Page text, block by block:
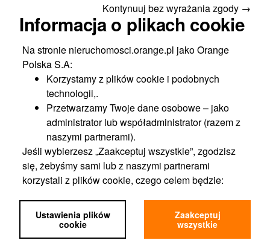
powierzchni 120,96 m2w budynku na zasadzie
użytkowania,
powierzchni 72,48 m
na elewacji na zasadzie
użytkowania,
powierzchni 55,52 m
służebności przesyłu,
powierzchni 2,72 m
uzytkowania,
powierzchni 6,84 m2na dachu na zasadzie użytkowania.
Niniejsze materiały nie stanowią oferty w rozumieniu przepisów Kodeksu
Cywilnego, ani też części takiej oferty lub jakiejkolwiek umowy. Wszelkie
informacje zawarte w materiałach zostały podane w dobrej wierze, nie
mogą być jednakże traktowane, jako oświadczenia lub zapewnienia, co
do jakichkolwiek okoliczności.
Kontynuuj bez wyrażania zgody →
Informacja o plikach cookie
Na stronie nieruchomosci.orange.pl jako Orange
Polska S.A:
Korzystamy z plików cookie i podobnych
technologii,.
Przetwarzamy Twoje dane osobowe – jako
administrator lub współadministrator (razem z
naszymi partnerami).
Jeśli wybierzesz „Zaakceptuj wszystkie”, zgodzisz
się, żebyśmy sami lub z naszymi partnerami
korzystali z plików cookie, czego celem będzie:
Analityka,
Marketing,
Personalizacja.
Ustawienia plików
cookie
Zaakceptuj
wszystkie